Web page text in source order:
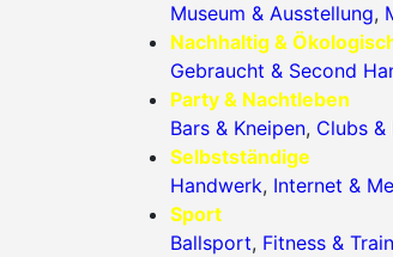
Museum & Ausstellung,
Nachhaltig &
Gebraucht & Second
Party & Nachtleben
Bars & Kneipen, Clubs &
Selbstständige
Handwerk, Internet &
Sport
Ballsport, Fitness &